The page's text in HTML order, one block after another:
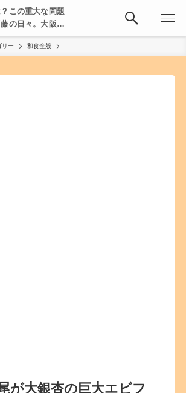
この重大な問題
の日々。大阪・
とした食べ歩
る。
リー 和食全般
が大銀杏の巨大エビフ